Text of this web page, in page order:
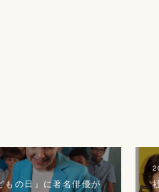
もの日』に著名俳優が